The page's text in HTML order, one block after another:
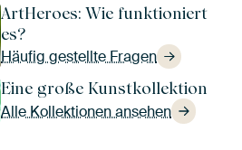
ArtHeroes: Wie funktioniert
es?
Häufig gestellte Fragen
Eine große Kunstkollektion
Alle Kollektionen ansehen